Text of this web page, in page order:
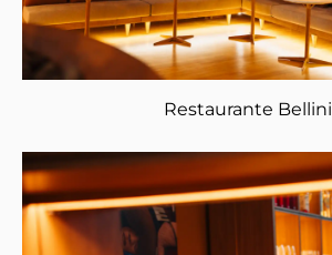
Restaurante Bellini